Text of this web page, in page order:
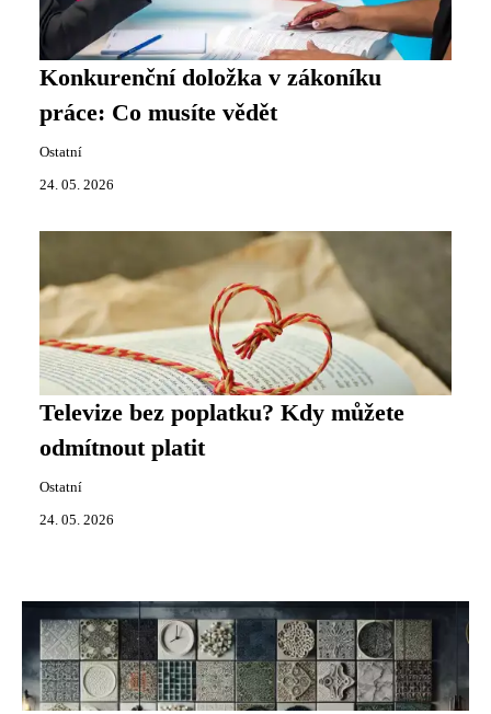
Konkurenční doložka v zákoníku
práce: Co musíte vědět
Ostatní
24. 05. 2026
Televize bez poplatku? Kdy můžete
odmítnout platit
Ostatní
24. 05. 2026